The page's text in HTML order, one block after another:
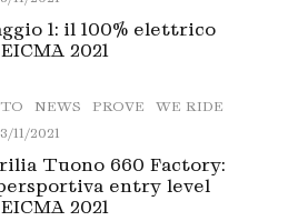
1: il 100% elettrico
2021
NEWS PROVE
WE RIDE
11/2021
Tuono 660 Factory:
entry level
2021